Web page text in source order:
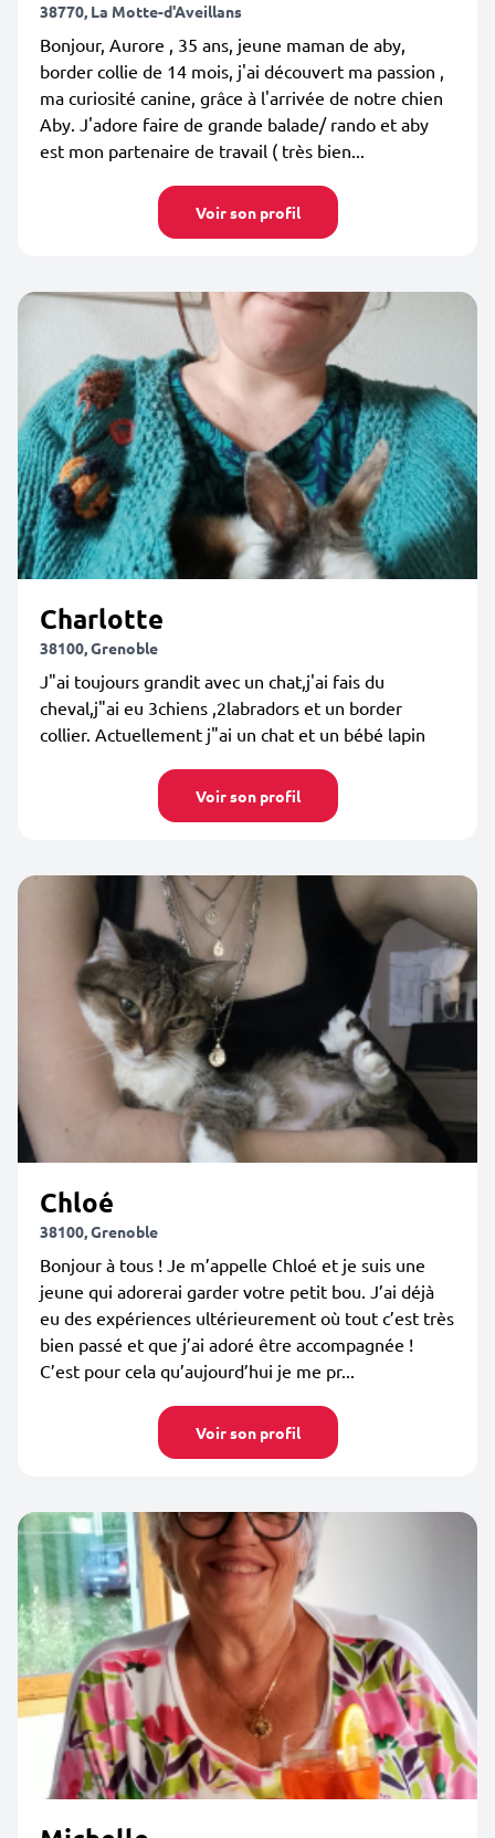
38770, La Motte-d'Aveillans
Bonjour, Aurore , 35 ans, jeune maman de aby,
border collie de 14 mois, j'ai découvert ma passion ,
ma curiosité canine, grâce à l'arrivée de notre chien
Aby. J'adore faire de grande balade/ rando et aby
est mon partenaire de travail ( très bien...
Voir son profil
Charlotte
38100, Grenoble
J"ai toujours grandit avec un chat,j'ai fais du
cheval,j"ai eu 3chiens ,2labradors et un border
collier. Actuellement j"ai un chat et un bébé lapin
Voir son profil
Chloé
38100, Grenoble
Bonjour à tous ! Je m’appelle Chloé et je suis une
jeune qui adorerai garder votre petit bou. J’ai déjà
eu des expériences ultérieurement où tout c’est très
bien passé et que j’ai adoré être accompagnée !
C’est pour cela qu’aujourd’hui je me pr...
Voir son profil